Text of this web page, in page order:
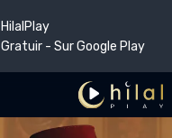
HilalPlay
Gratuir - Sur Google Play